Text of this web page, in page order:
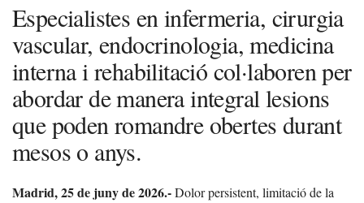
Especialistes en infermeria, cirurgia
vascular, endocrinologia, medicina
interna i rehabilitació col·laboren per
abordar de manera integral lesions
que poden romandre obertes durant
mesos o anys.
Madrid, 25 de juny de 2026.-Dolor persistent, limitació de la